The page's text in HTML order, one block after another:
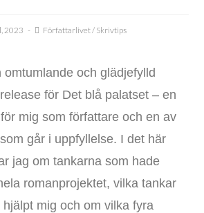
2023 Författarlivet/ Skrivtips
omtumlande och glädjefylld
för Det blå palatset – en
mig som författare och en av
går i uppfyllelse. I det här
jag om tankarna som hade
romanprojektet, vilka tankar
mig och om vilka fyra